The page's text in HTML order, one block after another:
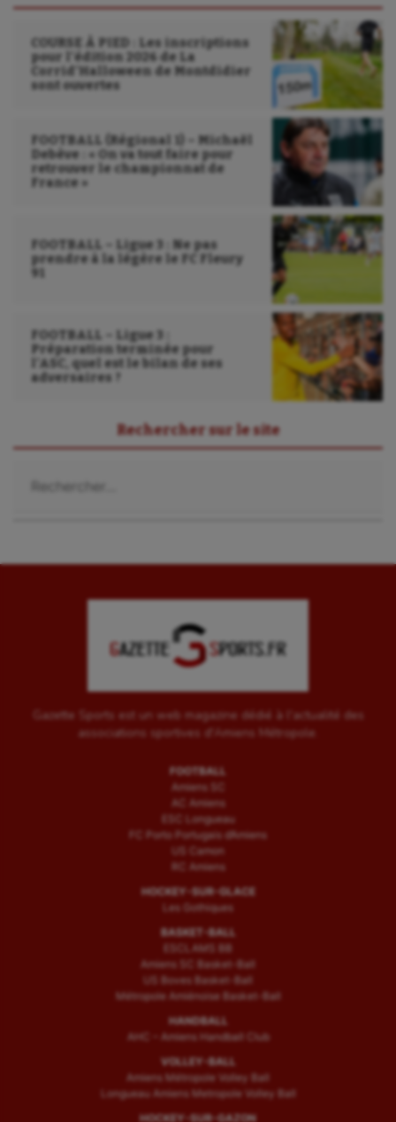
COURSE À PIED : Les inscriptions
pour l’édition 2026 de La
Corrid’Halloween de Montdidier
sont ouvertes
FOOTBALL (Régional 1) – Michaël
Debève : « On va tout faire pour
retrouver le championnat de
France »
FOOTBALL – Ligue 3 : Ne pas
prendre à la légère le FC Fleury
91
FOOTBALL – Ligue 3 :
Préparation terminée pour
l’ASC, quel est le bilan de ses
adversaires ?
Rechercher sur le site
Gazette Sports est un web magazine dédié à l'actualité des
associations sportives d'Amiens Métropole.
FOOTBALL
Amiens SC
AC Amiens
ESC Longueau
FC Porto Portugais d’Amiens
US Camon
RC Amiens
HOCKEY-SUR-GLACE
Les Gothiques
BASKET-BALL
ESCLAMS BB
Amiens SC Basket-Ball
US Boves Basket-Ball
Métropole Amiénoise Basket-Ball
HANDBALL
AHC – Amiens Handball Club
VOLLEY-BALL
Amiens Métropole Volley Ball
Longueau Amiens Metropole Volley Ball
HOCKEY-SUR-GAZON